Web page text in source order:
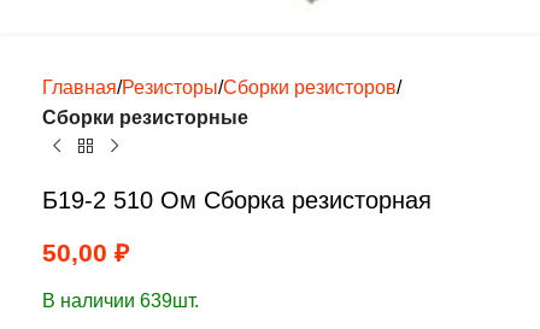
Главная Резисторы Сборки резисторов
Сборки резисторные
Б19-2 510 Ом Сборка резисторная
50,00 ₽
В наличии 639шт.